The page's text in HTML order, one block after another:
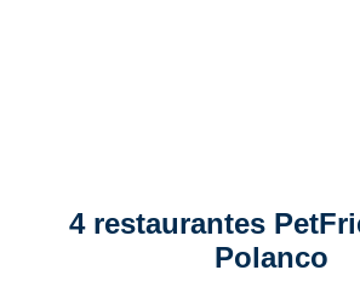
4 restaurantes
Polanco